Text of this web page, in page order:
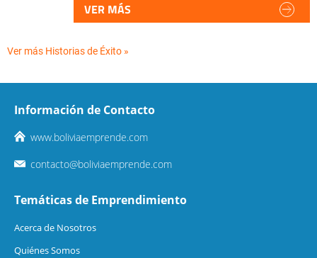
VER MÁS
Ver más Historias de Éxito »
Información de Contacto
www.boliviaemprende.com
contacto@boliviaemprende.com
Temáticas de Emprendimiento
Acerca de Nosotros
Quiénes Somos